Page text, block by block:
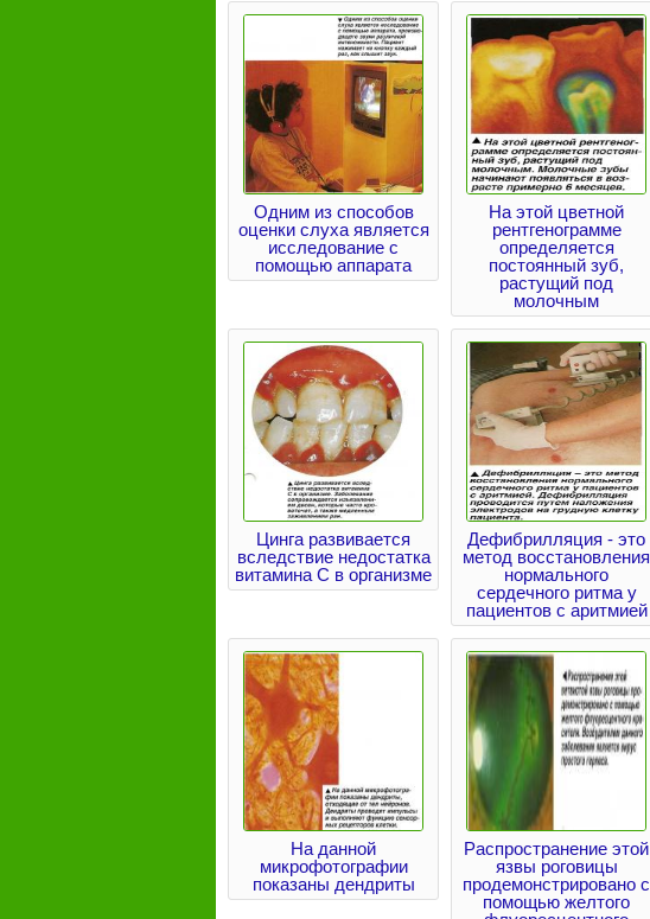
Одним из способов
оценки слуха является
исследование с
помощью аппарата
На этой цветной
рентгенограмме
определяется
постоянный зуб,
растущий под
молочным
Цинга развивается
вследствие недостатка
витамина С в организме
Дефибрилляция - это
метод восстановления
нормального
сердечного ритма у
пациентов с аритмией
На данной
микрофотографии
показаны дендриты
Распространение этой
язвы роговицы
продемонстрировано с
помощью желтого